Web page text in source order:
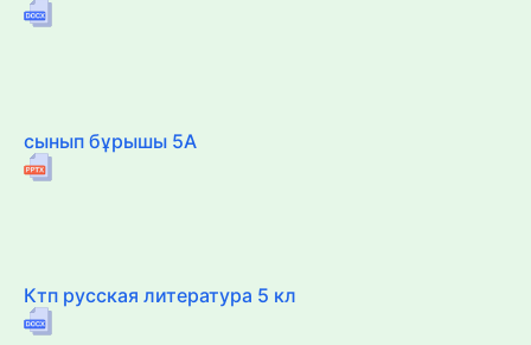
сынып бұрышы 5А
Ктп русская литература 5 кл